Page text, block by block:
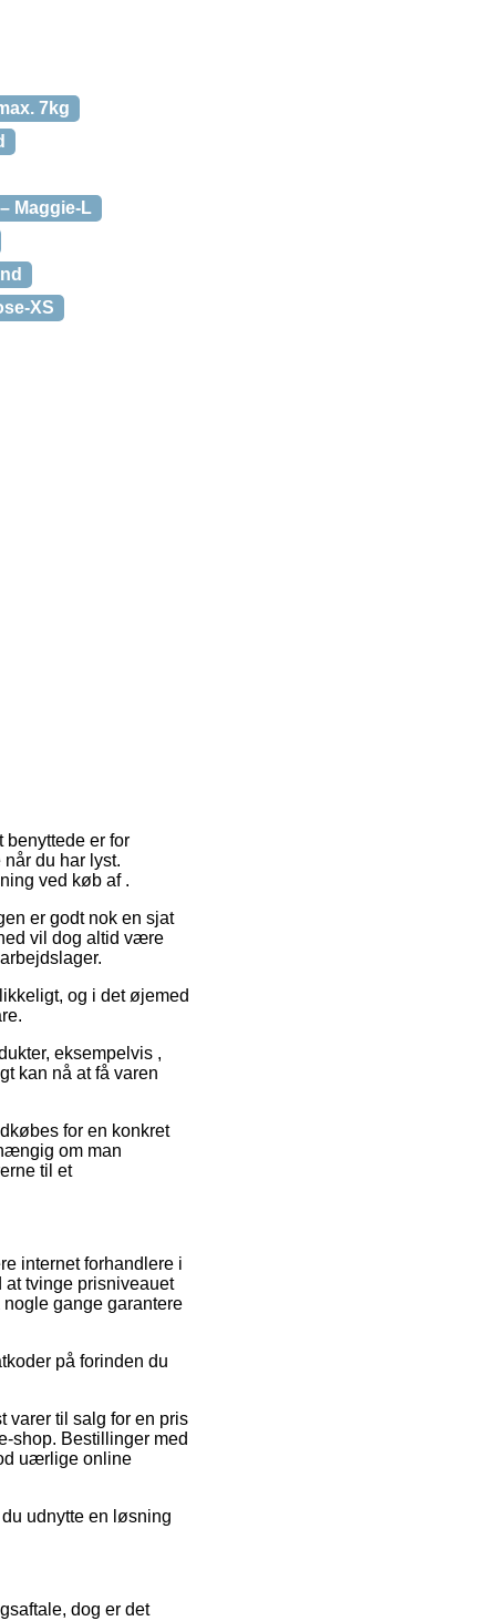
7kg
Maggie-L
XS
benyttede er for
du har lyst.
ved køb af .
er godt nok en sjat
vil dog altid være
og i det øjemed
eksempelvis ,
kan nå at få varen
for en konkret
om man
til et
internet forhandlere i
at tvinge prisniveauet
gange garantere
på forinden du
varer til salg for en pris
shop. Bestillinger med
uærlige online
udnytte en løsning
dog er det